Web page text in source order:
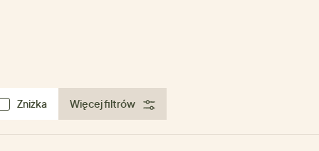
Zniżka Więcej filtrów